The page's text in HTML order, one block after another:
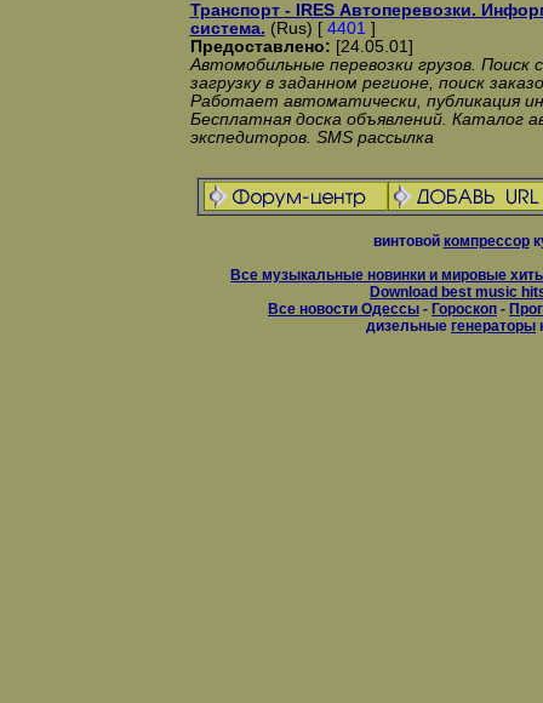
Транспорт - IRES Автоперевозки.
система. (Rus) [ 4401 ]
Предоставлено: [24.05.01]
Автомобильные перевозки грузов. Поиск
загрузку в заданном регионе, поиск
Работает автоматически, публикация
Бесплатная доска объявлений. Каталог
экспедиторов. SMS рассылка
винтовой компрессор
Все музыкальные новинки и мировые
Download best music
Все новости Одессы - Гороскоп -
дизельные генераторы